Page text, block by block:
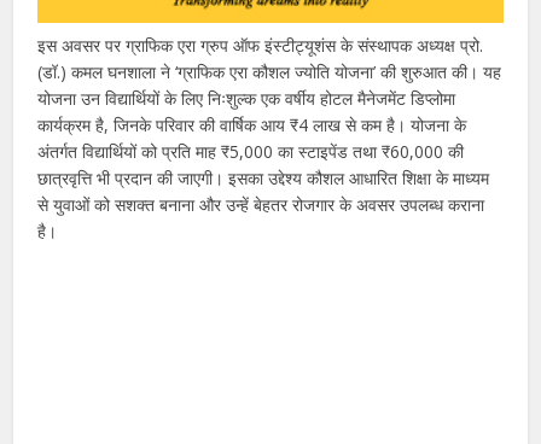
इस अवसर पर ग्राफिक एरा ग्रुप ऑफ इंस्टीट्यूशंस के संस्थापक अध्यक्ष प्रो.
(डॉ.) कमल घनशाला ने ‘ग्राफिक एरा कौशल ज्योति योजना’ की शुरुआत की। यह
योजना उन विद्यार्थियों के लिए निःशुल्क एक वर्षीय होटल मैनेजमेंट डिप्लोमा
कार्यक्रम है, जिनके परिवार की वार्षिक आय ₹4 लाख से कम है। योजना के
अंतर्गत विद्यार्थियों को प्रति माह ₹5,000 का स्टाइपेंड तथा ₹60,000 की
छात्रवृत्ति भी प्रदान की जाएगी। इसका उद्देश्य कौशल आधारित शिक्षा के माध्यम
से युवाओं को सशक्त बनाना और उन्हें बेहतर रोजगार के अवसर उपलब्ध कराना
है।